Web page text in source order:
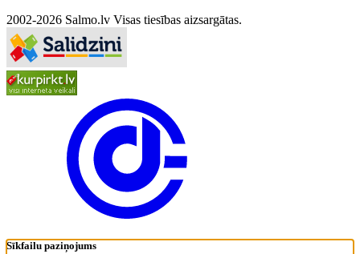
2002-2026 Salmo.lv Visas tiesības aizsargātas.
Sīkfailu paziņojums